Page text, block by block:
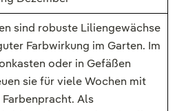
sind robuste Liliengewächse
Farbwirkung im Garten. Im
oder in Gefäßen
sie für viele Wochen mit
Farbenpracht. Als